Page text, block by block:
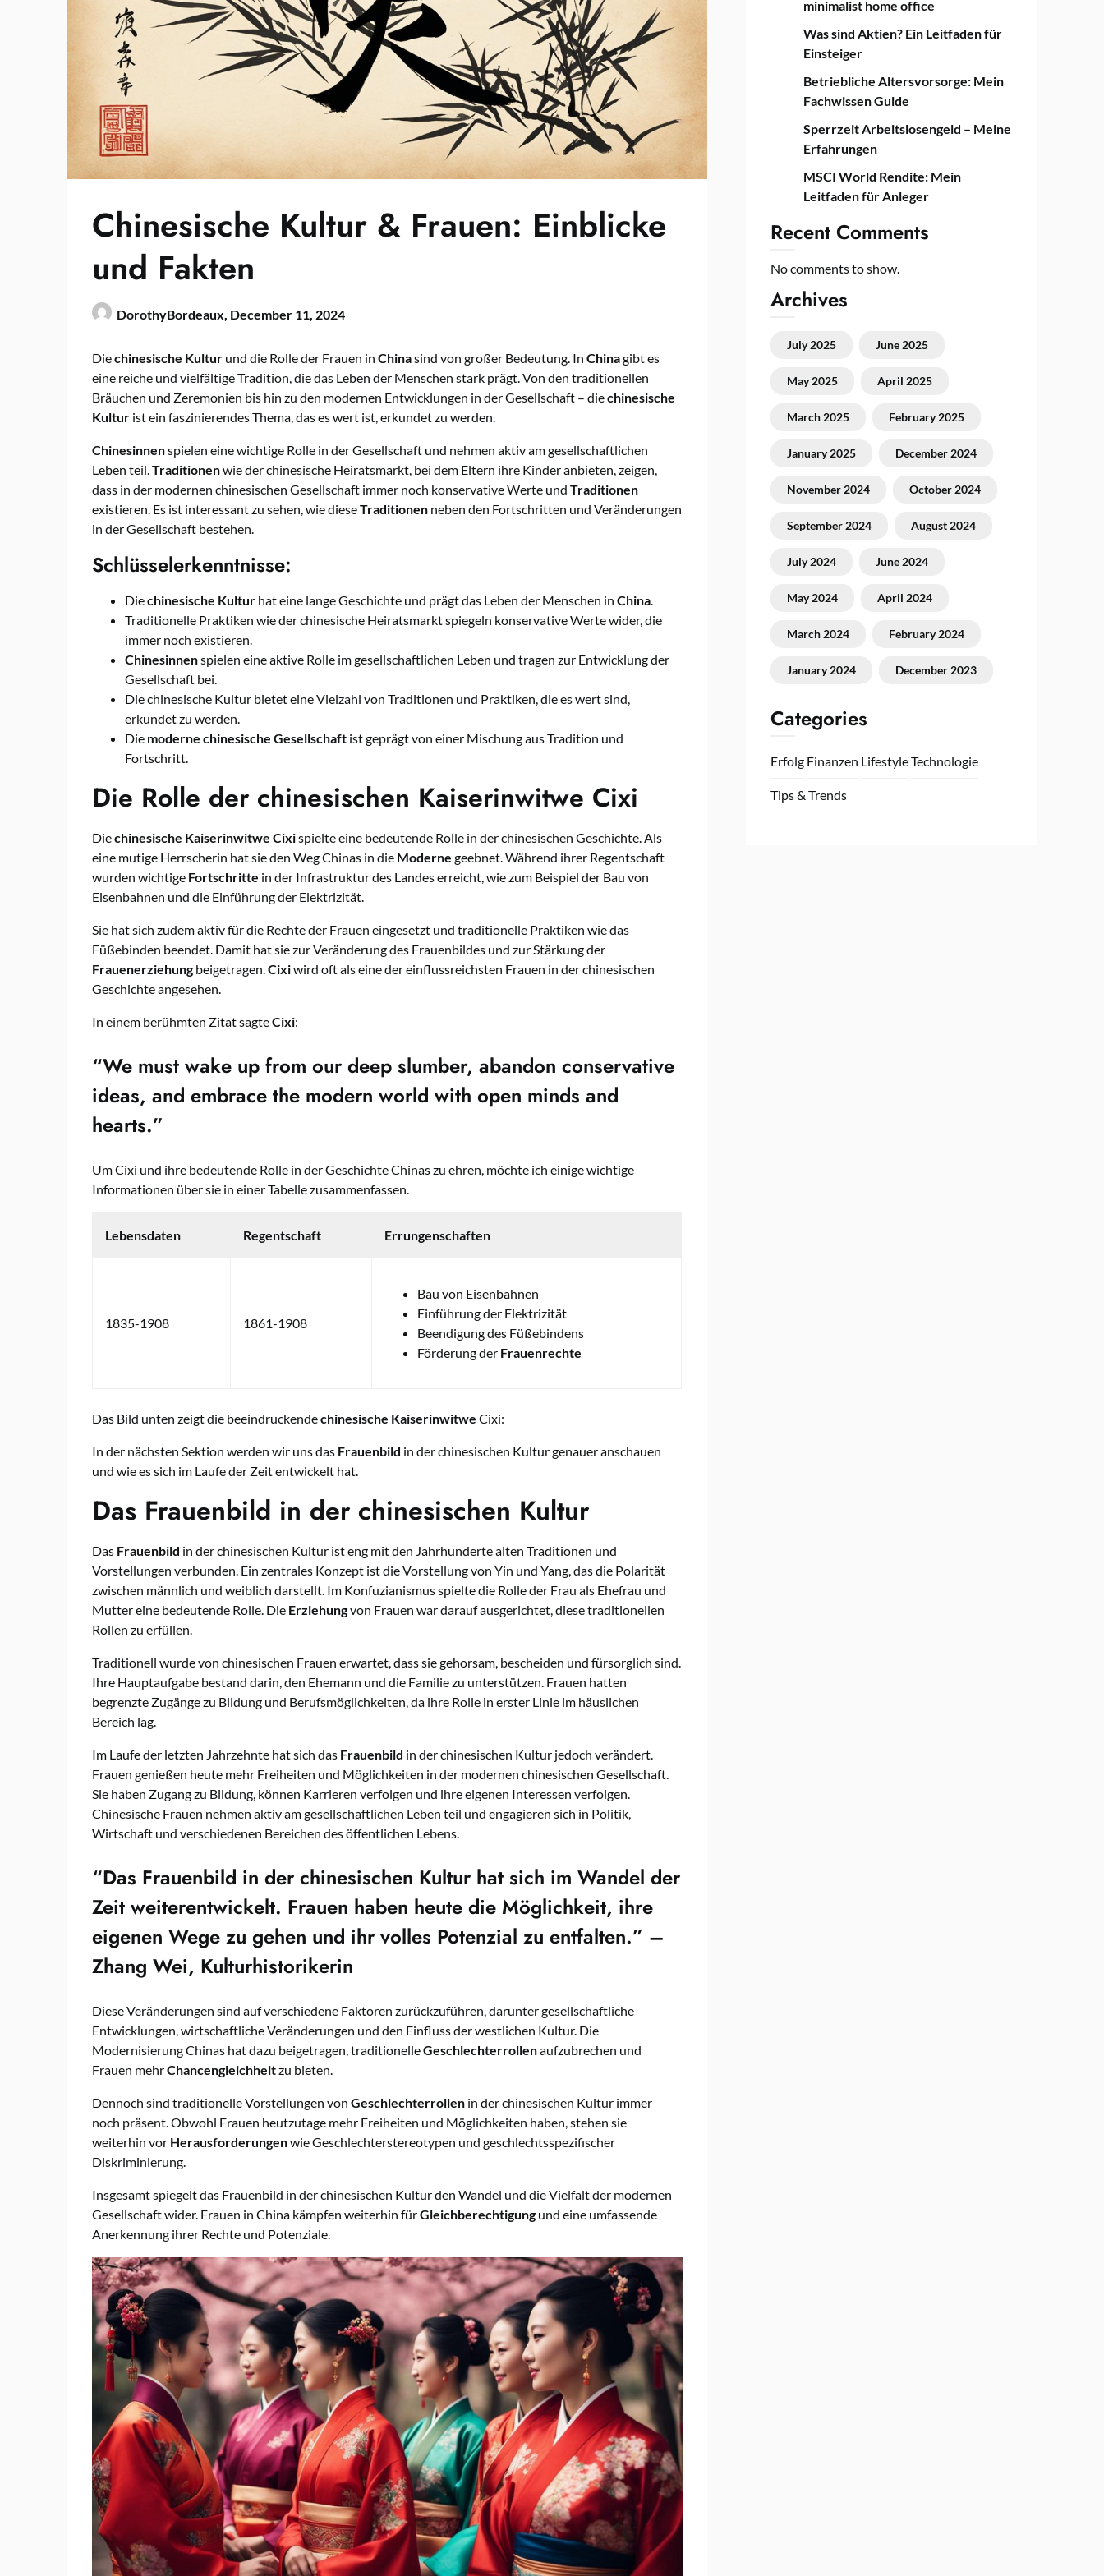
Chinesische Kultur & Frauen: Einblicke
und Fakten
DorothyBordeaux, December 11, 2024
Diechinesische Kultur und die Rolle der Frauen in Chinasind von großer Bedeutung. In Chinagibt es
eine reiche und vielfältige Tradition, die das Leben der Menschen stark prägt. Von den traditionellen
Bräuchen und Zeremonien bis hin zu den modernen Entwicklungen in der Gesellschaft – diechinesische
Kultur ist ein faszinierendes Thema, das es wert ist, erkundet zu werden.
Chinesinnenspielen eine wichtige Rolle in der Gesellschaft und nehmen aktiv am gesellschaftlichen
Leben teil.Traditionenwie der chinesische Heiratsmarkt, bei dem Eltern ihre Kinder anbieten, zeigen,
dass in der modernen chinesischen Gesellschaft immer noch konservative Werte und Traditionen
existieren. Es ist interessant zu sehen, wie dieseTraditionen neben den Fortschritten und Veränderungen
in der Gesellschaft bestehen.
Schlüsselerkenntnisse:
Diechinesische Kultur hat eine lange Geschichte und prägt das Leben der Menschen in China.
Traditionelle Praktiken wie der chinesische Heiratsmarkt spiegeln konservative Werte wider, die
immer noch existieren.
Chinesinnenspielen eine aktive Rolle im gesellschaftlichen Leben und tragen zur Entwicklung der
Gesellschaft bei.
Die chinesische Kultur bietet eine Vielzahl von Traditionen und Praktiken, die es wert sind,
erkundet zu werden.
Die moderne chinesische Gesellschaft ist geprägt von einer Mischung aus Tradition und
Fortschritt.
Die Rolle der chinesischen Kaiserinwitwe Cixi
Diechinesische Kaiserinwitwe Cixispielte eine bedeutende Rolle in der chinesischen Geschichte. Als
eine mutige Herrscherin hat sie den Weg Chinas in die Moderne geebnet. Während ihrer Regentschaft
wurden wichtige Fortschritte in der Infrastruktur des Landes erreicht, wie zum Beispiel der Bau von
Eisenbahnen und die Einführung der Elektrizität.
Sie hat sich zudem aktiv für die Rechte der Frauen eingesetzt und traditionelle Praktiken wie das
Füßebinden beendet. Damit hat sie zur Veränderung des Frauenbildes und zur Stärkung der
Frauenerziehung beigetragen.Cixiwird oft als eine der einflussreichsten Frauen in der chinesischen
Geschichte angesehen.
In einem berühmten Zitat sagteCixi:
“We must wake up from our deep slumber, abandon conservative
ideas, and embrace the modern world with open minds and
hearts.”
Um Cixi und ihre bedeutende Rolle in der Geschichte Chinas zu ehren, möchte ich einige wichtige
Informationen über sie in einer Tabelle zusammenfassen.
Lebensdaten Regentschaft Errungenschaften
1835-1908 1861-1908
Bau von Eisenbahnen
Einführung der Elektrizität
Beendigung des Füßebindens
Förderung der Frauenrechte
Das Bild unten zeigt die beeindruckendechinesische Kaiserinwitwe Cixi:
In der nächsten Sektion werden wir uns das Frauenbild in der chinesischen Kultur genauer anschauen
und wie es sich im Laufe der Zeit entwickelt hat.
Das Frauenbild in der chinesischen Kultur
Das Frauenbild in der chinesischen Kultur ist eng mit den Jahrhunderte alten Traditionen und
Vorstellungen verbunden. Ein zentrales Konzept ist die Vorstellung von Yin und Yang, das die Polarität
zwischen männlich und weiblich darstellt. Im Konfuzianismus spielte die Rolle der Frau als Ehefrau und
Mutter eine bedeutende Rolle. Die Erziehungvon Frauen war darauf ausgerichtet, diese traditionellen
Rollen zu erfüllen.
Traditionell wurde von chinesischen Frauen erwartet, dass sie gehorsam, bescheiden und fürsorglich sind.
Ihre Hauptaufgabe bestand darin, den Ehemann und die Familie zu unterstützen. Frauen hatten
begrenzte Zugänge zu Bildung und Berufsmöglichkeiten, da ihre Rolle in erster Linie im häuslichen
Bereich lag.
Im Laufe der letzten Jahrzehnte hat sich das Frauenbild in der chinesischen Kultur jedoch verändert.
Frauen genießen heute mehr Freiheiten und Möglichkeiten in der modernen chinesischen Gesellschaft.
Sie haben Zugang zu Bildung, können Karrieren verfolgen und ihre eigenen Interessen verfolgen.
Chinesische Frauen nehmen aktiv am gesellschaftlichen Leben teil und engagieren sich in Politik,
Wirtschaft und verschiedenen Bereichen des öffentlichen Lebens.
“Das Frauenbild in der chinesischen Kultur hat sich im Wandel der
Zeit weiterentwickelt. Frauen haben heute die Möglichkeit, ihre
eigenen Wege zu gehen und ihr volles Potenzial zu entfalten.” –
Zhang Wei, Kulturhistorikerin
Diese Veränderungen sind auf verschiedene Faktoren zurückzuführen, darunter gesellschaftliche
Entwicklungen, wirtschaftliche Veränderungen und den Einfluss der westlichen Kultur. Die
Modernisierung Chinas hat dazu beigetragen, traditionelleGeschlechterrollenaufzubrechen und
Frauen mehrChancengleichheitzu bieten.
Dennoch sind traditionelle Vorstellungen von Geschlechterrollen in der chinesischen Kultur immer
noch präsent. Obwohl Frauen heutzutage mehr Freiheiten und Möglichkeiten haben, stehen sie
weiterhin vor Herausforderungenwie Geschlechterstereotypen und geschlechtsspezifischer
Diskriminierung.
Insgesamt spiegelt das Frauenbild in der chinesischen Kultur den Wandel und die Vielfalt der modernen
Gesellschaft wider. Frauen in China kämpfen weiterhin fürGleichberechtigung und eine umfassende
Anerkennung ihrer Rechte und Potenziale.
minimalist home office
Was sind Aktien? Ein Leitfaden für
Einsteiger
Betriebliche Altersvorsorge: Mein
Fachwissen Guide
Sperrzeit Arbeitslosengeld – Meine
Erfahrungen
MSCI World Rendite: Mein
Leitfaden für Anleger
Recent Comments
No comments to show.
Archives
July 2025 June 2025
May 2025 April 2025
March 2025 February 2025
January 2025 December 2024
November 2024 October 2024
September 2024 August 2024
July 2024 June 2024
May 2024 April 2024
March 2024 February 2024
January 2024 December 2023
Categories
Erfolg Finanzen LifestyleTechnologie
Tips & Trends